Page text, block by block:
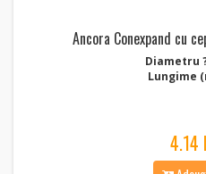
Ancora Conexpand cu
Diametru
Lungime
4.14